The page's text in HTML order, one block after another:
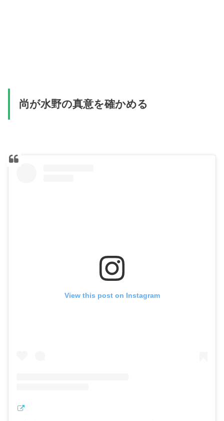
尚が水野の真意を確かめる
View this post on Instagram